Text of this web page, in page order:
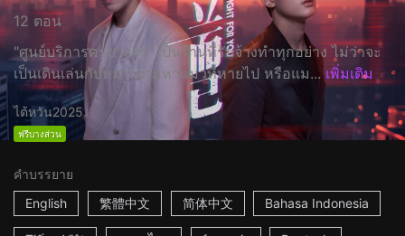
12 ตอน
"ศูนย์บริการครบวงจร” เป็นร้านที่รับจ้างทำทุกอย่าง ไม่ว่าจะ
เป็นเดินเล่นกับหมา ตามหาแมวที่หายไป หรือแม... เพิ่มเติม
ไต้หวัน2025
ฟรีบางส่วน
คำบรรยาย
English
繁體中文 简体中文 Bahasa Indonesia